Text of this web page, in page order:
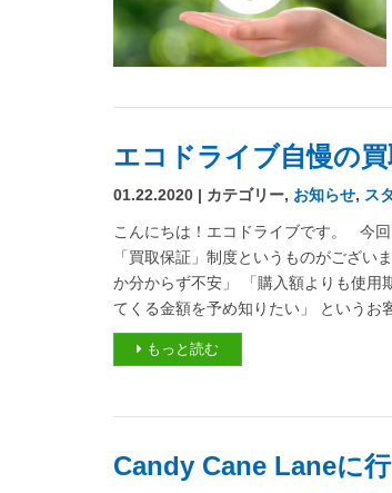
エコドライブ自慢の買
01.22.2020 | カテゴリー, お知らせ, ス
こんにちは！エコドライブです。 今
「買取保証」制度というものがござ
か分からず不安」 「購入額よりも使用
てくる金額を予め知りたい」 というお
もっと読む
Candy Cane Laneに